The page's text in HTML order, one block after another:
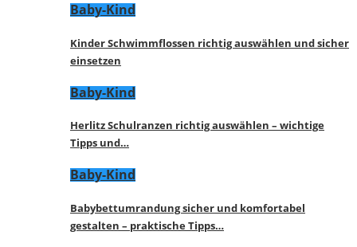
Baby-Kind
Kinder Schwimmflossen richtig auswählen und sicher
einsetzen
Baby-Kind
Herlitz Schulranzen richtig auswählen – wichtige
Tipps und…
Baby-Kind
Babybettumrandung sicher und komfortabel
gestalten – praktische Tipps…